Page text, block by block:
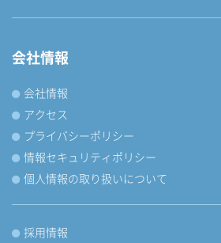
会社情報
会社情報
アクセス
プライバシーポリシー
情報セキュリティポリシー
個人情報の取り扱いについて
採用情報